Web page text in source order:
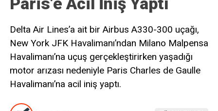
TURIZM
SÜRDÜRÜLEBILIRLIK
KÖŞE YAZILARI – COLUMNS
NEWS & INSIGHTS
Delta Air Lines’a ait bir Airbus A330-300 uçağı,
New York JFK Havalimanı’ndan Milano Malpensa
Havalimanı’na uçuş gerçekleştirirken yaşadığı
motor arızası nedeniyle Paris Charles de Gaulle
Havalimanı’na acil iniş yaptı.